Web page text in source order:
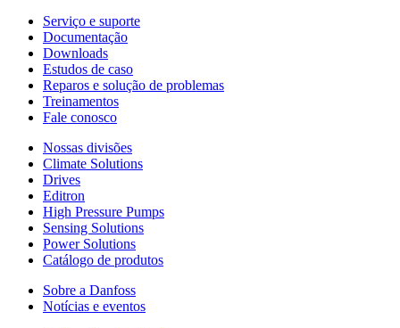
Serviço e suporte
Documentação
Downloads
Estudos de caso
Reparos e solução de problemas
Treinamentos
Fale conosco
Nossas divisões
Climate Solutions
Drives
Editron
High Pressure Pumps
Sensing Solutions
Power Solutions
Catálogo de produtos
Sobre a Danfoss
Notícias e eventos